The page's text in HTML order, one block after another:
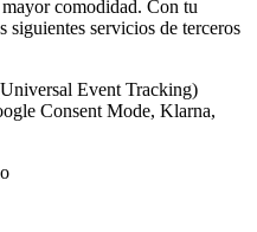
comodidad. Con tu
siguientes servicios de terceros
Event Tracking)
Consent Mode, Klarna,